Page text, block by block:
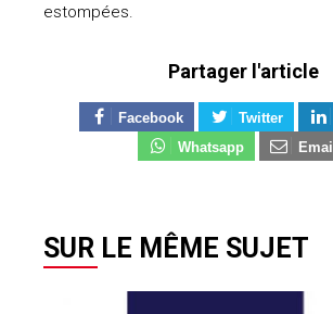
estompées.
Partager l'article
Facebook Twitter
Whatsapp
Email
SUR LE MÊME SUJET